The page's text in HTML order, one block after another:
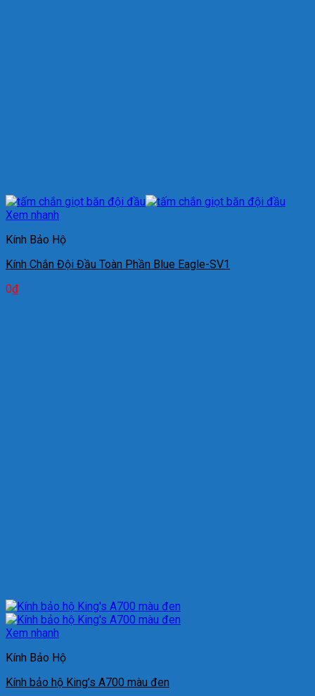
Xem nhanh
Kính Bảo Hộ
Kính Chắn Đội Đầu Toàn Phần Blue Eagle-SV1
0₫
Xem nhanh
Kính Bảo Hộ
Kính bảo hộ King’s A700 màu đen